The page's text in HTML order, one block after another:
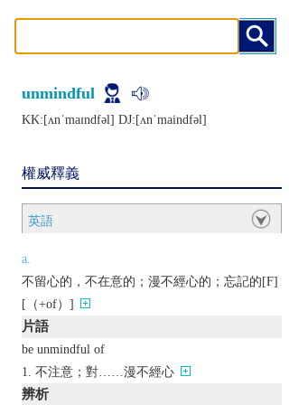
unmindful
KK:[ʌnˈmaɪndfǝl] DJ:[ʌnˈmaindfǝl]
權威釋義
英語
a.
不留心的，不在意的；漫不經心的；忘記的[F]
[（+of）]
片語
be unmindful of
不注意；對……漫不經心
辨析